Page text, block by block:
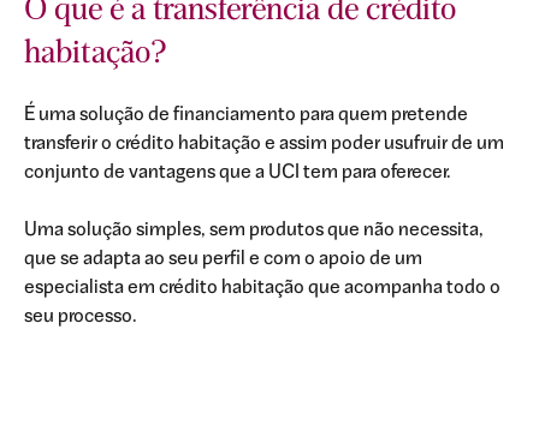
O que é a transferência de crédito
habitação?
É uma solução de financiamento para quem pretende
transferir o crédito habitação e assim poder usufruir de um
conjunto de vantagens que a UCI tem para oferecer.
Uma solução simples, sem produtos que não necessita,
que se adapta ao seu perfil e com o apoio de um
especialista em crédito habitação que acompanha todo o
seu processo.